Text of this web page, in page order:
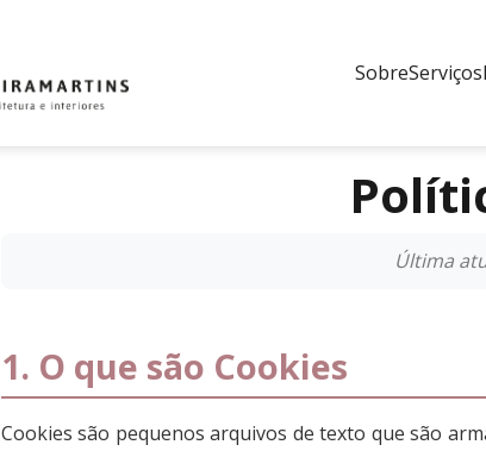
SobreServiços
Última
1. O que são Cookies
Cookies são pequenos arquivos de texto que são